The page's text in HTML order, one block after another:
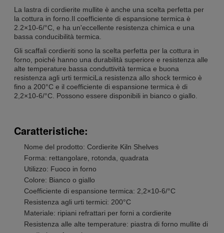
La lastra di cordierite mullite è anche una scelta perfetta per
la cottura in forno.Il coefficiente di espansione termica è
2.2×10-6/°C, e ha un'eccellente resistenza chimica e una
bassa conducibilità termica.
Gli scaffali cordieriti sono la scelta perfetta per la cottura in
forno, poiché hanno una durabilità superiore e resistenza alle
alte temperature.bassa conduttività termica e buona
resistenza agli urti termiciLa resistenza allo shock termico è
fino a 200°C e il coefficiente di espansione termica è di
2,2×10-6/°C. Possono essere disponibili in bianco o giallo.
Caratteristiche:
Nome del prodotto: Cordierite Kiln Shelves
Forma: rettangolare, rotonda, quadrata
Utilizzo: Fuoco in forno
Colore: Bianco o giallo
Coefficiente di espansione termica: 2,2×10-6/°C
Resistenza agli urti termici: 200°C
Materiale: ripiani refrattari per forni a cordierite
Resistenza alle alte temperature: piastra di forno mullite di